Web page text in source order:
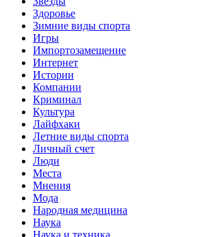
Здоровье
Зимние виды спорта
Игры
Импортозамещение
Интернет
Истории
Компании
Криминал
Культура
Лайфхаки
Летние виды спорта
Личный счет
Люди
Места
Мнения
Мода
Народная медицина
Наука